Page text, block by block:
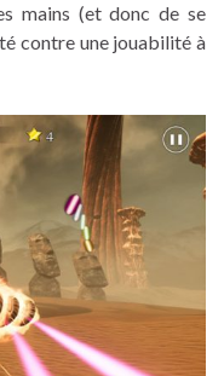
mains (et donc de se
contre une jouabilité à